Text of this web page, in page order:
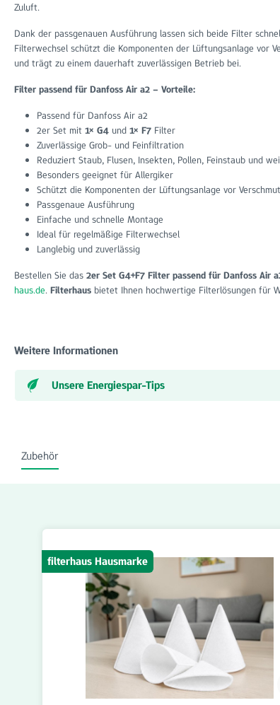
Zuluft.
Dank der passgenauen Ausführung lassen sich beide Filter
Filterwechsel schützt die Komponenten der Lüftungsanlage vor
und trägt zu einem dauerhaft zuverlässigen Betrieb bei.
Filter passend für Danfoss Air a2 – Vorteile:
Passend für Danfoss Air a2
2er Set mit 1× G4 und 1× F7 Filter
Zuverlässige Grob- und Feinfiltration
Reduziert Staub, Flusen, Insekten, Pollen, Feinstaub und
Besonders geeignet für Allergiker
Schützt die Komponenten der Lüftungsanlage vor
Passgenaue Ausführung
Einfache und schnelle Montage
Ideal für regelmäßige Filterwechsel
Langlebig und zuverlässig
Bestellen Sie das 2er Set G4+F7 Filter passend für Danfoss Air
haus.de. Filterhaus bietet Ihnen hochwertige Filterlösungen für
Weitere Informationen
Unsere Energiespar-Tips
Zubehör
filterhaus Hausmarke